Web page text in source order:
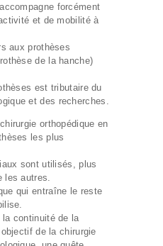
forcément
et de mobilité à
aux prothèses
de la hanche)
est tributaire du
et des recherches.
orthopédique en
les plus
sont utilisés, plus
les autres.
qui entraîne le reste
la continuité de la
de la chirurgie